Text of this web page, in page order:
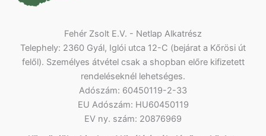
Fehér Zsolt E.V. - Netlap Alkatrész
Telephely: 2360 Gyál, Iglói utca 12-C (bejárat a Kőrösi út
felől). Személyes átvétel csak a shopban előre kifizetett
rendeléseknél lehetséges.
Adószám: 60450119-2-33
EU Adószám: HU60450119
EV ny. szám: 20876969